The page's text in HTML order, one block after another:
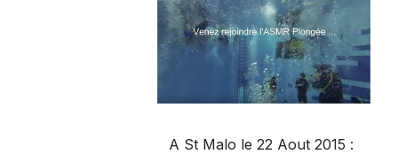
A St Malo le 22 Aout 2015 :